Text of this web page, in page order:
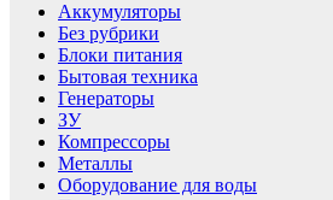
Аккумуляторы
Без рубрики
Блоки питания
Бытовая техника
Генераторы
ЗУ
Компрессоры
Металлы
Оборудование для воды